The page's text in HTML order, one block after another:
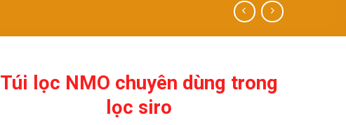
Túi lọc NMO chuyên dùng trong
lọc siro